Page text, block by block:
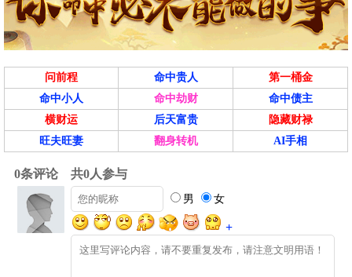
问前程 命中贵人
第一桶金
命中小人
命中劫财
命中债主
横财运
后天富贵
隐藏财禄
旺夫旺妻
翻身转机 AI手相